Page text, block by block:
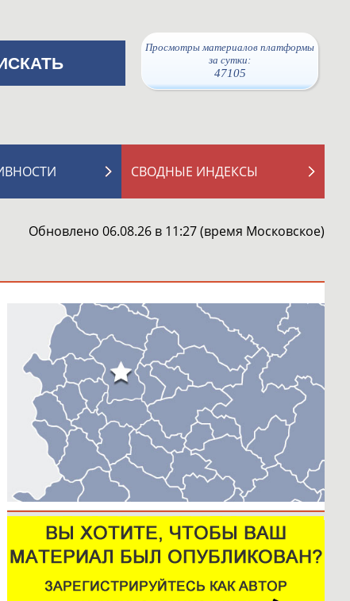
Просмотры материалов платформы
за сутки:
47105
СВОДНЫЕ ИНДЕКСЫ
Обновлено 06.08.26 в 11:27 (время Московское)